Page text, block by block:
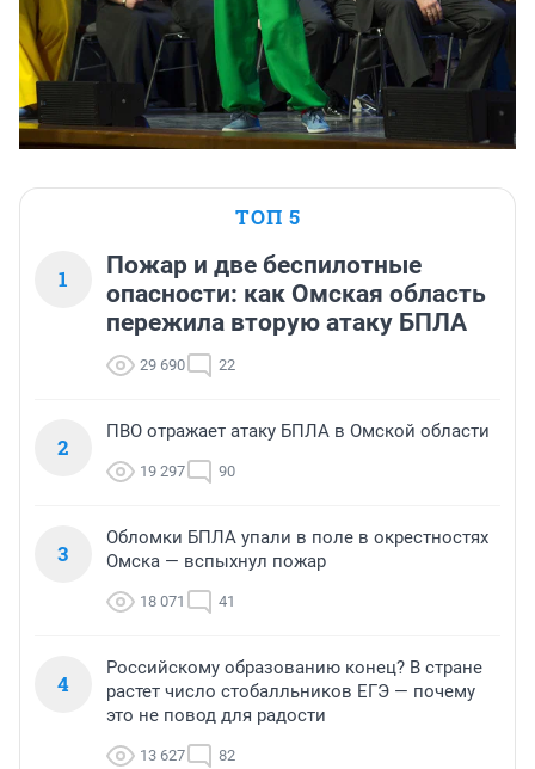
ТОП 5
1
Пожар и две беспилотные
опасности: как Омская область
пережила вторую атаку БПЛА
29 690 22
2
ПВО отражает атаку БПЛА в Омской области
19 297 90
3
Обломки БПЛА упали в поле в окрестностях
Омска — вспыхнул пожар
18 071 41
4
Российскому образованию конец? В стране
растет число стобалльников ЕГЭ — почему
это не повод для радости
13 627 82